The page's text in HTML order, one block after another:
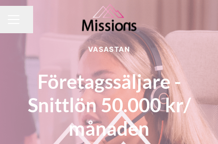
VASASTAN
Företagssäljare -
Snittlön 50.000 kr/
månaden